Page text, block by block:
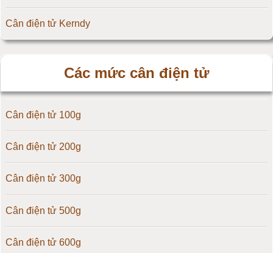
Cân điện tử Kerndy
Cân điện tử OCS
Cân điện tử Digi
Cân điện tử TNP Scacle
Cân điện tử CAS Hàn Quốc
Cân điện tử Yaohua
Các mức cân điện tử
Cân điện tử 100g
Cân điện tử 200g
Cân điện tử 300g
Cân điện tử 500g
Cân điện tử 600g